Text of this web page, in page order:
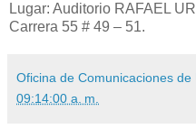
Lugar: Auditorio RAFAEL
Carrera 55 # 49 – 51.
Oficina de Comunicaciones de
09:14:00 a. m.